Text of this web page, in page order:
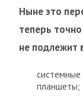
Ныне это
теперь
не подлежит
планшеты;